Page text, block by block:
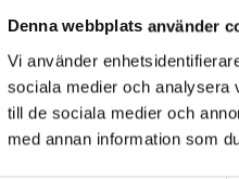
Denna webbplats använder
Vi använder
sociala medier och analysera
till de sociala medier och
med annan information som
Var hittar jag
Här kan du se Rally
Här kan du se öppettider